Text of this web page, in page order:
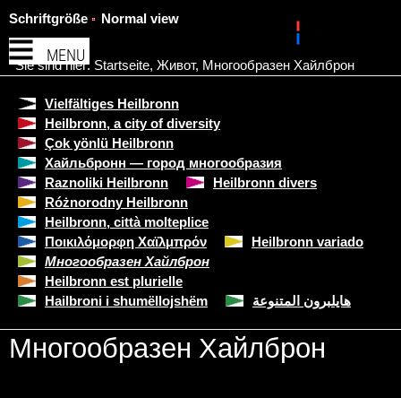
MENU
Schriftgröße Normal view
Sie sind hier: Startseite, Живот, Многообразен Хайлброн
Vielfältiges Heilbronn
Heilbronn, a city of diversity
Çok yönlü Heilbronn
Хайльбронн — город многообразия
Raznoliki Heilbronn
Heilbronn divers
Różnorodny Heilbronn
Heilbronn, città molteplice
Ποικιλόμορφη Χαϊλμπρόν
Heilbronn variado
Многообразен Хайлброн
Heilbronn est plurielle
Hailbroni i shumëllojshëm
هايلبرون المتنوعة
Многообразен Хайлброн